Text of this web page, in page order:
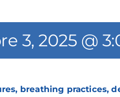
3, 2025 @
breathing